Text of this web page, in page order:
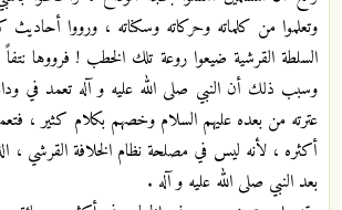
وتعلموا من كلماته وحركاته وسكناته ، ورووا
السلطة القرشية ضيعوا روعة تلك الخطب ! فرووها
وسبب ذلك أن النبي صلى الله عليه و آله تعمد في
عترته من بعده عليهم السلام وخصهم بكلام كثير ، فتعمد
أكثره ، لأنه ليس في مصلحة نظام الخلافة القرشي ،
بعد النبي صلى الله عليه و آله .